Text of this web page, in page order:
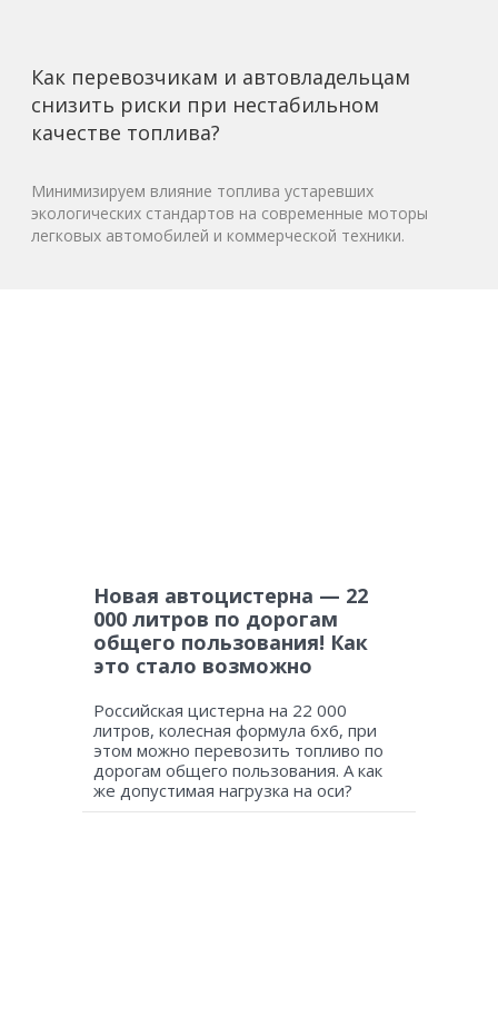
Как перевозчикам и автовладельцам
снизить риски при нестабильном
качестве топлива?
Минимизируем влияние топлива устаревших
экологических стандартов на современные моторы
легковых автомобилей и коммерческой техники.
Новая автоцистерна — 22
000 литров по дорогам
общего пользования! Как
это стало возможно
Российская цистерна на 22 000
литров, колесная формула 6х6, при
этом можно перевозить топливо по
дорогам общего пользования. А как
же допустимая нагрузка на оси?